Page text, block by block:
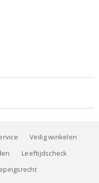
Veilig winkelen
Leeftijdscheck